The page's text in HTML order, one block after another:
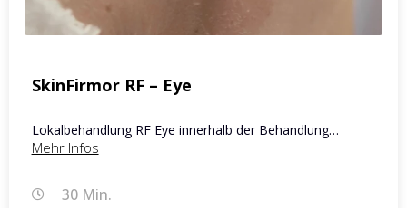
SkinFirmor RF – Eye
Lokalbehandlung RF Eye innerhalb der Behandlung…
Mehr Infos
30 Min.